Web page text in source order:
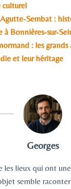
culturel
Sembat :
à Bonnières-sur-
: les grands
et leur héritage
Georges
les lieux qui ont
semble